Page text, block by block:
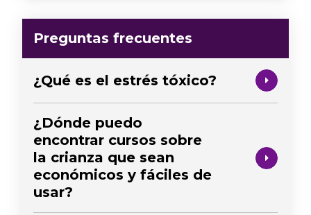
Preguntas frecuentes
¿Qué es el estrés tóxico?
¿Dónde puedo
encontrar cursos sobre
la crianza que sean
económicos y fáciles de
usar?